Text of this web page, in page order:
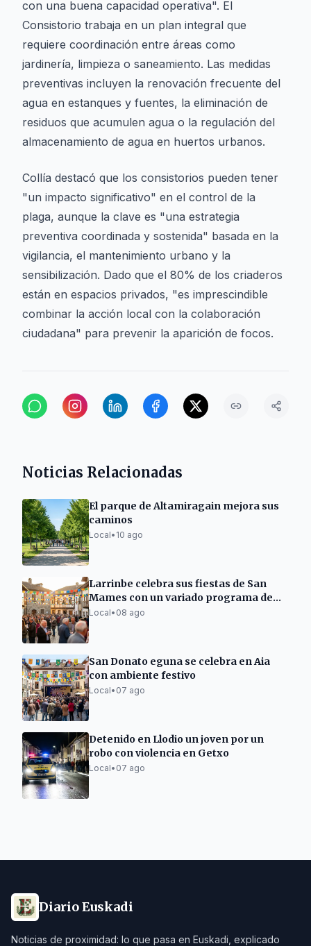
con una buena capacidad operativa". El
Consistorio trabaja en un plan integral que
requiere coordinación entre áreas como
jardinería, limpieza o saneamiento. Las medidas
preventivas incluyen la renovación frecuente del
agua en estanques y fuentes, la eliminación de
residuos que acumulen agua o la regulación del
almacenamiento de agua en huertos urbanos.
Collía destacó que los consistorios pueden tener
"un impacto significativo" en el control de la
plaga, aunque la clave es "una estrategia
preventiva coordinada y sostenida" basada en la
vigilancia, el mantenimiento urbano y la
sensibilización. Dado que el 80% de los criaderos
están en espacios privados, "es imprescindible
combinar la acción local con la colaboración
ciudadana" para prevenir la aparición de focos.
Noticias Relacionadas
El parque de Altamiragain mejora sus
caminos
Local• 10 ago
Larrinbe celebra sus fiestas de San
Mames con un variado programa de
actividades
Local• 08 ago
San Donato eguna se celebra en Aia
con ambiente festivo
Local• 07 ago
Detenido en Llodio un joven por un
robo con violencia en Getxo
Local• 07 ago
Diario Euskadi
Noticias de proximidad: lo que pasa en Euskadi, explicado